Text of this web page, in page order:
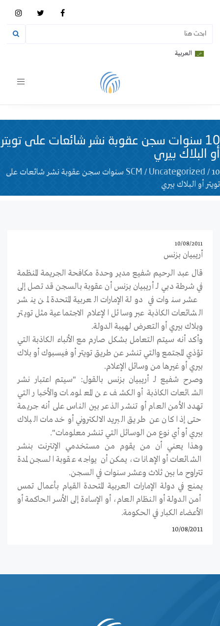
العربية
Toggle
10 سنوات سجن عقوبة نشر شائعات على تويتر
أو البلاك بيري
SCM / Uncategorized /
10 سنوات سجن عقوبة نشر شائعات على
تويتر أو البلاك بيري
10/08/2011
أريبيان بزنس
قال عبد الرحيم شفيع مدير وحدة مكافحة الجريمة المنظمة
في شرطة دبي لـ أريبيان بزنس أن عقوبة بالسجن قد تصل إلى
عشر سنوات في دولة الإمارات العربية المتحدة لمن ينشر
الشائعات الكاذبة عبر وسائل الإعلام الاجتماعية مثل تويتر
وبلاك بيري أو التعرض لهيبة الدولة.
وأكد أنه سيتم التعامل بشكل صارم مع الأنباء الكاذبة التي
تؤذي المجتمع والتي تنشر عن طريق تويتر أو فيسبوك أو بلاك
بيري أو غيرها من وسائل الإعلام.
وصرح شفيع لـ أريبيان بزنس بالقول: "سيتم اعتبار نشر
الشائعات الكاذبة أو الكشف عن المعلومات والأخبار التي
تهدد الأمن العام أو تنشر الذعر بين الناس على أنه جريمة
حتى إذا كان عن طريق البريد الالكتروني أو خدمات البلاك
بيري أو أي نوع من الوسائل التي تنشر معلومات".
وهذا يعني أن من يقوم من مستخدمي الإنترنت بنشر
الشائعات أو الإهانات، يمكن أن يواجه عقوبة السجن لمدة
تتراوح ما بين ثلاث وعشر سنوات في السجن.
يمنع في دولة الإمارات العربية المتحدة القيام بأعمال تمس
أمن الدولة أو النظام العام، أو الإساءة إلى الأسر الحاكمة أو
الأعضاء الكبار في الحكومة.
10/08/2011